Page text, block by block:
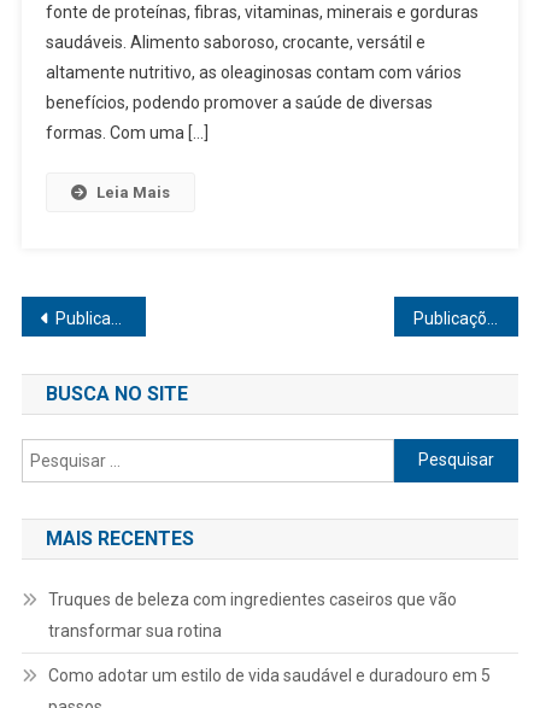
fonte de proteínas, fibras, vitaminas, minerais e gorduras
saudáveis. Alimento saboroso, crocante, versátil e
altamente nutritivo, as oleaginosas contam com vários
benefícios, podendo promover a saúde de diversas
formas. Com uma […]
Leia Mais
Navegação
por
posts
Publicações mais antigas
BUSCA NO SITE
Pesquisar
por:
MAIS RECENTES
Truques de beleza com ingredientes caseiros que vão
transformar sua rotina
Como adotar um estilo de vida saudável e duradouro em 5